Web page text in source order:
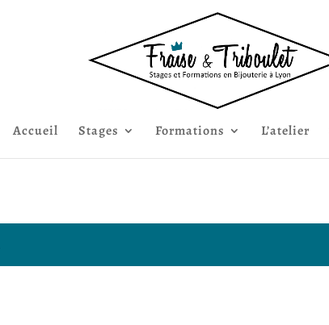
Accueil Stages Formations L’atelier